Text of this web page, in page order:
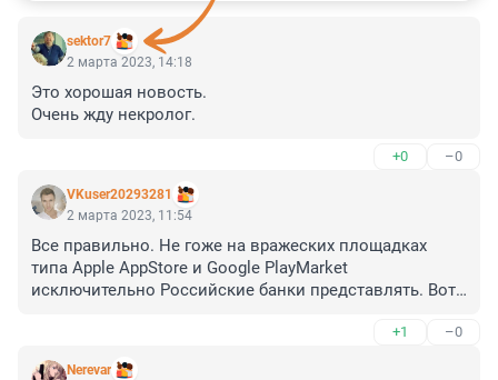
sektor7
2 марта 2023, 14:18
Это хорошая новость.
Очень жду некролог.
+0 –0
VKuser20293281
2 марта 2023, 11:54
Все правильно. Не гоже на вражеских площадках
типа Apple AppStore и Google PlayMarket
исключительно Российские банки представлять. Вот
звонить со своего кнопочного телефона на горячую
линию банка и ждать в очереди, чтобы узнать баланс.
+1 –0
Nerevar